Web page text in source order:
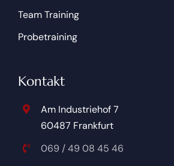
Team Training
Probetraining
Kontakt
Am Industriehof 7
60487 Frankfurt
069 / 49 08 45 46